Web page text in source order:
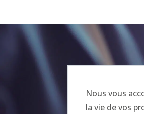
Nous vous
la vie de vos